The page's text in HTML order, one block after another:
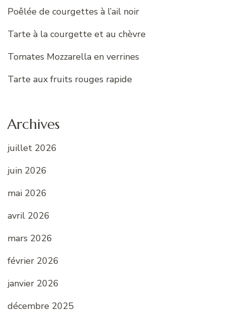
Poêlée de courgettes à l’ail noir
Tarte à la courgette et au chèvre
Tomates Mozzarella en verrines
Tarte aux fruits rouges rapide
Archives
juillet 2026
juin 2026
mai 2026
avril 2026
mars 2026
février 2026
janvier 2026
décembre 2025